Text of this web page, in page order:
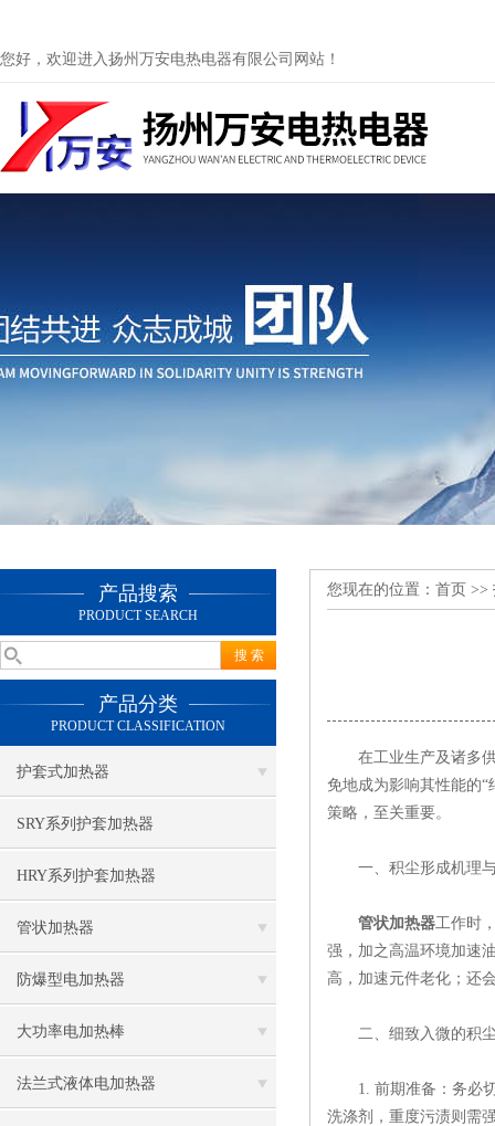
您好，欢迎进入扬州万安电热电器有限公司网站！
产品搜索
PRODUCT SEARCH
产品分类
PRODUCT CLASSIFICATION
护套式加热器
SRY系列护套加热器
HRY系列护套加热器
管状加热器
防爆型电加热器
大功率电加热棒
法兰式液体电加热器
您现在的位置： 首页 >>
在工业生产及诸多供
免地成为影响其性能的
策略，至关重要。
一、积尘形成机理与
管状加热器工作时
强，加之高温环境加速
高，加速元件老化；还
二、细致入微的积尘
1. 前期准备：务必切
洗涤剂，重度污渍则需